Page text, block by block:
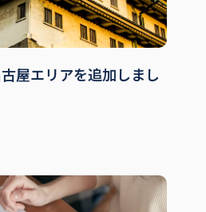
屋エリアを追加しまし